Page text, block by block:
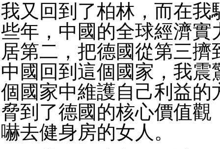
我又回到了柏林，而在我
些年，中國的全球經濟實
居第二，把德國從第三擠
中國回到這個國家，我震
個國家中維護自己利益的
脅到了德國的核心價值觀
嚇去健身房的女人。